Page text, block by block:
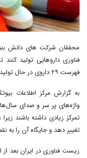
محققان شرکت های دانش
فناوری داروهایی تولید
فهرست ۲۹ داروی در حال تولید ایرانی منتشر شده است.
به گزارش مرکز اطلاعات
واژه‌های پر سر و صدای
تمرکز زیادی داشته باشند
تغییر دهد و جایگاه آن را به